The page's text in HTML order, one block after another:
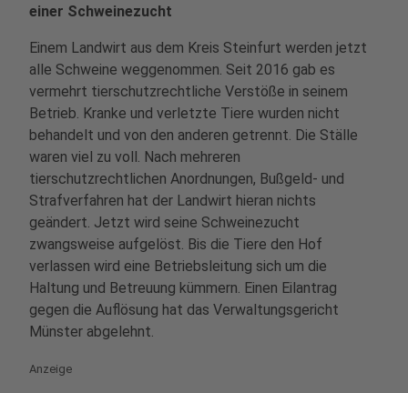
einer Schweinezucht
Einem Landwirt aus dem Kreis Steinfurt werden jetzt
alle Schweine weggenommen. Seit 2016 gab es
vermehrt tierschutzrechtliche Verstöße in seinem
Betrieb. Kranke und verletzte Tiere wurden nicht
behandelt und von den anderen getrennt. Die Ställe
waren viel zu voll. Nach mehreren
tierschutzrechtlichen Anordnungen, Bußgeld- und
Strafverfahren hat der Landwirt hieran nichts
geändert. Jetzt wird seine Schweinezucht
zwangsweise aufgelöst. Bis die Tiere den Hof
verlassen wird eine Betriebsleitung sich um die
Haltung und Betreuung kümmern. Einen Eilantrag
gegen die Auflösung hat das Verwaltungsgericht
Münster abgelehnt.
Anzeige